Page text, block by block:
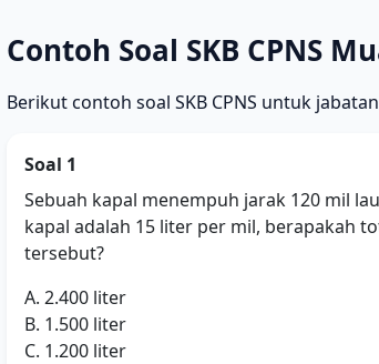
Contoh Soal SKB CPNS
Berikut contoh soal SKB CPNS untuk
Soal 1
Sebuah kapal menempuh jarak 120 mil
kapal adalah 15 liter per mil, berapakah
tersebut?
A. 2.400 liter
B. 1.500 liter
C. 1.200 liter